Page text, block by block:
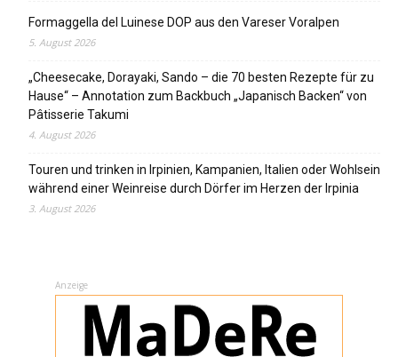
Formaggella del Luinese DOP aus den Vareser Voralpen
5. August 2026
„Cheesecake, Dorayaki, Sando – die 70 besten Rezepte für zu
Hause“ – Annotation zum Backbuch „Japanisch Backen“ von
Pâtisserie Takumi
4. August 2026
Touren und trinken in Irpinien, Kampanien, Italien oder Wohlsein
während einer Weinreise durch Dörfer im Herzen der Irpinia
3. August 2026
Anzeige